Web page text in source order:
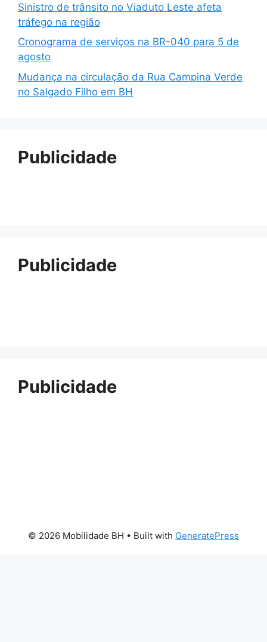
Sinistro de trânsito no Viaduto Leste afeta
tráfego na região
Cronograma de serviços na BR-040 para 5 de
agosto
Mudança na circulação da Rua Campina Verde
no Salgado Filho em BH
Publicidade
Publicidade
Publicidade
© 2026 Mobilidade BH • Built with GeneratePress